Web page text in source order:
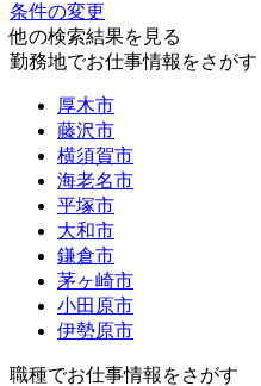
条件の変更
他の検索結果を見る
勤務地でお仕事情報をさがす
厚木市
藤沢市
横須賀市
海老名市
平塚市
大和市
鎌倉市
茅ヶ崎市
小田原市
伊勢原市
職種でお仕事情報をさがす